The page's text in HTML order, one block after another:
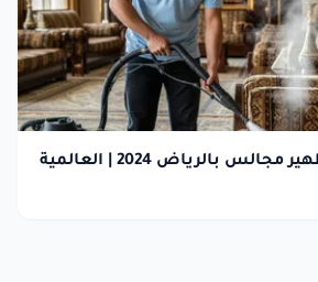
غسيل وتعقيم وتطهير مجالس بالرياض 2024 | العالمية